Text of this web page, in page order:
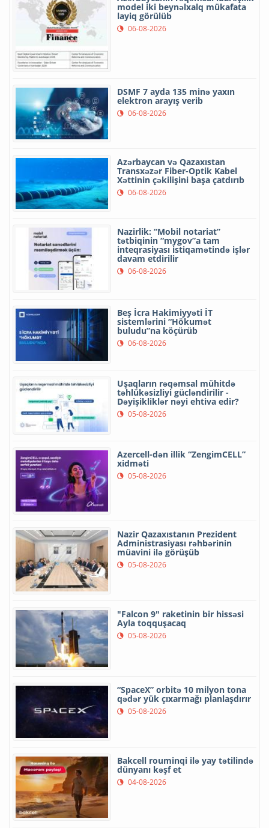
model iki beynəlxalq mükafata
layiq görülüb
06-08-2026
DSMF 7 ayda 135 minə yaxın
elektron arayış verib
06-08-2026
Azərbaycan və Qazaxıstan
Transxəzər Fiber-Optik Kabel
Xəttinin çəkilişini başa çatdırıb
06-08-2026
Nazirlik: “Mobil notariat”
tətbiqinin “mygov”a tam
inteqrasiyası istiqamətində işlər
davam etdirilir
06-08-2026
Beş İcra Hakimiyyəti İT
sistemlərini “Hökumət
buludu”na köçürüb
06-08-2026
Uşaqların rəqəmsal mühitdə
təhlükəsizliyi gücləndirilir -
Dəyişikliklər nəyi ehtiva edir?
05-08-2026
Azercell-dən illik “ZengimCELL”
xidməti
05-08-2026
Nazir Qazaxıstanın Prezident
Administrasiyası rəhbərinin
müavini ilə görüşüb
05-08-2026
"Falcon 9" raketinin bir hissəsi
Ayla toqquşacaq
05-08-2026
“SpaceX” orbitə 10 milyon tona
qədər yük çıxarmağı planlaşdırır
05-08-2026
Bakcell rouminqi ilə yay tətilində
dünyanı kəşf et
04-08-2026